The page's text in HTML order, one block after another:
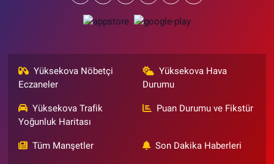
Yüksekova Nöbetçi
Eczaneler
Yüksekova Hava
Durumu
Yüksekova Trafik
Yoğunluk Haritası
Puan Durumu ve Fikstür
Tüm Manşetler Son Dakika Haberleri